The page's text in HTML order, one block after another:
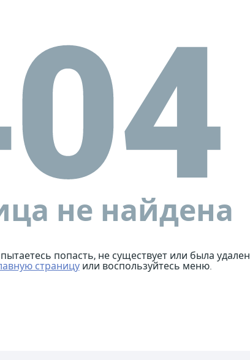
не найдена
попасть, не существует или была
страницуили воспользуйтесь меню.